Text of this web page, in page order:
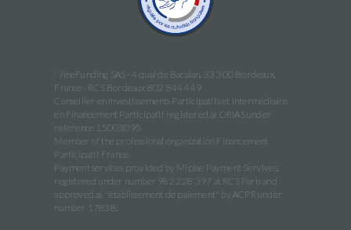
WineFunding SAS · 4 quai de Bacalan, 33 300 Bordeaux,
France · RCS Bordeaux 802 844 449
Conseiller en Investissements Participatifs et Intermédiaire
en Financement Participatif registered at ORIAS under
reference 15003095
Member of the professional organization Financement
Participatif France
Payment services provided by Mipise Payment Servives,
registered under number 982 228 397 at RCS Paris and
approved as "établissement de paiement" by ACPR under
number 17838.